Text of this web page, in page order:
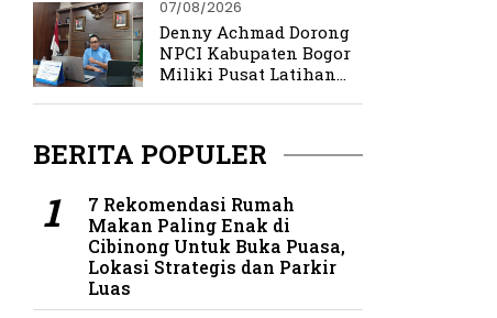
07/08/2026
Denny Achmad Dorong
NPCI Kabupaten Bogor
Miliki Pusat Latihan
BERITA POPULER
7 Rekomendasi Rumah
Makan Paling Enak di
Cibinong Untuk Buka Puasa,
Lokasi Strategis dan Parkir
Luas